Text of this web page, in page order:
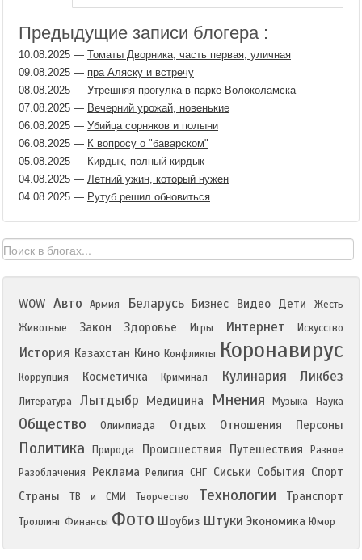
Предыдущие записи блогера :
10.08.2025 — Томаты Дворника, часть первая, уличная
09.08.2025 — пра Аляску и встречу
08.08.2025 — Утрешняя прогулка в парке Волоколамска
07.08.2025 — Вечерний урожай, новенькие
06.08.2025 — Убийца сорняков и полыни
06.08.2025 — К вопросу о "баварском"
05.08.2025 — Кирдык, полный кирдык
04.08.2025 — Летний ужин, который нужен
04.08.2025 — Рутуб решил обновиться
WOW Авто Армия Беларусь Бизнес Видео Дети
Жесть
Животные
Закон Здоровье Игры Интернет Искусство
История Казахстан Кино Конфликты Коронавирус
Коррупция Косметичка Криминал Кулинария Ликбез
Литература Лытдыбр Медицина Мнения Музыка Наука
Общество Олимпиада Отдых Отношения Персоны
Политика Природа Происшествия Путешествия
Разное
Разоблачения
Реклама Религия СНГ Сиськи События Спорт
Страны
ТВ и СМИ Творчество Технологии Транспорт
Троллинг Финансы Фото Шоубиз Штуки Экономика Юмор